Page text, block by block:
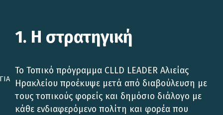
1. Η στρατηγική
Το Τοπικό πρόγραμμα CLLD LEADER Αλιείας
Ηρακλείου προέκυψε μετά από διαβούλευση με
τους τοπικούς φορείς και δημόσιο διάλογο με
κάθε ενδιαφερόμενο πολίτη και φορέα που